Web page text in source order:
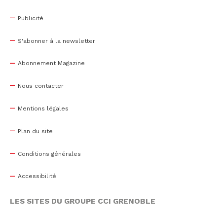
Publicité
S'abonner à la newsletter
Abonnement Magazine
Nous contacter
Mentions légales
Plan du site
Conditions générales
Accessibilité
LES SITES DU GROUPE CCI GRENOBLE